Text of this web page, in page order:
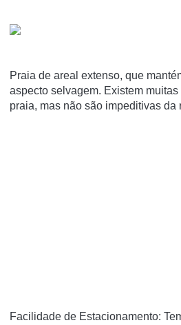
Praia de areal extenso, que
aspecto selvagem. Existem
praia, mas não são impeditivas da
Facilidade de Estacionamento: